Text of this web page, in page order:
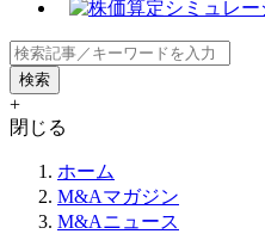
+
閉じる
ホーム
M&Aマガジン
M&Aニュース